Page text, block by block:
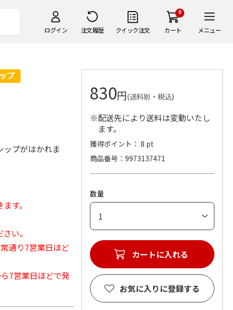
ログイン 注文履歴 クイック注文
0
カート メニュー
ップがはかれま
す。
い。
通り7営業日ほど
7営業日ほどで発
830円(送料別・税込)
※配送先により送料は変動いたし
ます。
獲得ポイント： 8 pt
商品番号
9973137471
数量
カートに入れる
お気に入りに登録する